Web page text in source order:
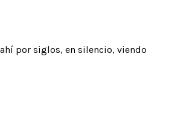
por siglos, en silencio, viendo